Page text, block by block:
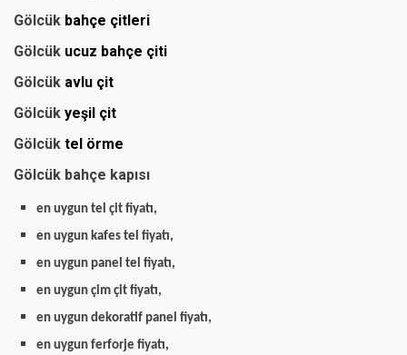
Gölcük bahçe çitleri
Gölcük ucuz bahçe çiti
Gölcük avlu çit
Gölcük yeşil çit
Gölcük tel örme
Gölcük bahçe kapısı
en uygun tel çit fiyatı,
en uygun kafes tel fiyatı,
en uygun panel tel fiyatı,
en uygun çim çit fiyatı,
en uygun dekoratif panel fiyatı,
en uygun ferforje fiyatı,